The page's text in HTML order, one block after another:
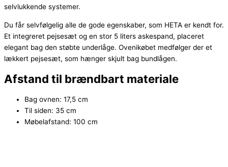
selvlukkende systemer.
Du får selvfølgelig alle de gode egenskaber, som HETA er kendt for.
Et integreret pejsesæt og en stor 5 liters askespand, placeret
elegant bag den støbte underlåge. Ovenikøbet medfølger der et
lækkert pejsesæt, som hænger skjult bag bundlågen.
Afstand til brændbart materiale
Bag ovnen: 17,5 cm
Til siden: 35 cm
Møbelafstand: 100 cm